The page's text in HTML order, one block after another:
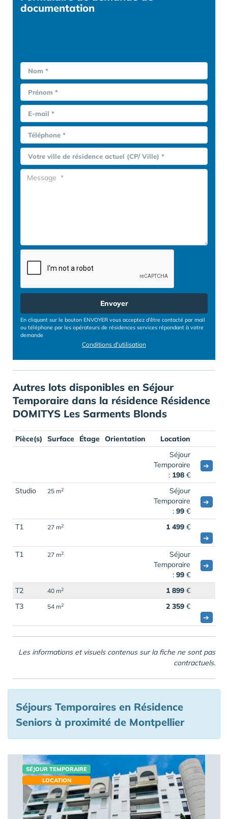
documentation
Nom *
Prénom *
E-mail *
Téléphone *
Votre ville de résidence actuel (CP/ Ville) *
Envoyer
En cliquant sur le bouton ENVOYER vous acceptez d’être contacté par mail
ou téléphone par les opérateurs de résidences services répondant à votre
demande
Conditions d'utilisation
Autres lots disponibles en Séjour
Temporaire dans la résidence Résidence
DOMITYS Les Sarments Blonds
Pièce(s) Surface Étage Orientation
Location
Séjour
Temporaire
: 198 €
➔
Studio 25 m2
Séjour
Temporaire
: 99 €
➔
T1 27 m2 1 499 €
➔
T1
27 m2
Séjour
Temporaire
: 99 €
➔
T2 40 m2 1 899 €
T3
54 m2 2 359 €
➔
Les informations et visuels contenus sur la fiche ne sont pas
contractuels.
Séjours Temporaires en Résidence
Seniors à proximité de Montpellier
SÉJOUR TEMPORAIRE
LOCATION